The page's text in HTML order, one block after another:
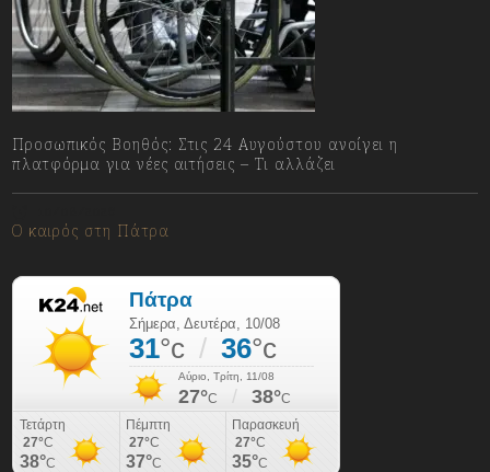
Προσωπικός Βοηθός: Στις 24 Αυγούστου ανοίγει η
πλατφόρμα για νέες αιτήσεις – Τι αλλάζει
Ο καιρός στη Πάτρα